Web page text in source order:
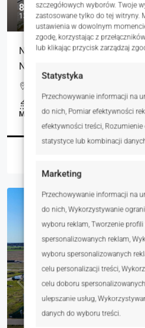
szczegółowych wyborów. Twoje
zastosowane tylko do tej witryny.
ustawienia w dowolnym
zgodę, korzystając z
lub klikając przycisk zarządzaj
Statystyka
Przechowywanie informacji na
do nich, Pomiar efektywności
efektywności treści,
statystyce lub kombinacji
Marketing
Przechowywanie informacji na
do nich, Wykorzystywanie
wyboru reklam, Tworzenie profili
spersonalizowanych reklam,
wyboru spersonalizowanych
celu personalizacji treści,
celu doboru
ulepszanie usług,
danych do wyboru treści.
879 000 zł
13 502 zł
NOWE 3 pokojowe
Naramowice
65.10
MIESZKANIA, NIERUCHOMOŚCI